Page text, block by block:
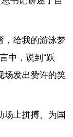
给我的游泳梦
中，说到“跃
场发出赞许的笑
上拼搏、为国